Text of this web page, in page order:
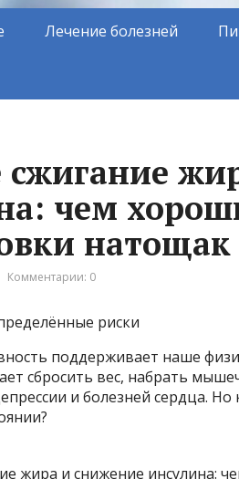
Лечение болезней
чем
натощак
Комментарии: 0
риски
поддерживает наше
сбросить вес, набрать
и болезней сердца.